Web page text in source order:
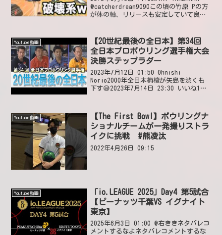
@catcherdream9090この頃の竹原 Pの方
が体の軸、リリースも安定していて良か
復活、楽しみにしてい...
Youtube動画
【20世紀最後の全日本】第34回
全日本プロボウリング選手権大会
決勝ステップラダー
2023年7月12日 01:50 Ohnishi
Norio2000年全日本栴檀が矢島を渋くも
下す😅2023年7月14日 23:30 いいね1件
2023年7月15日...
Youtube動画
【The First Bowl】ボウリングナ
ショナルチームが一発撮りストラ
イクに挑戦 #熊凌汰
2022年4月26日 09:15
Youtube動画
「io.LEAGUE 2025」Day4 第5試合
【ピーナッツ千葉VS イグナイト
東京】
2025年6月3日 01:00 @右ききネタバレコ
メントするなよネタバレコメントするな